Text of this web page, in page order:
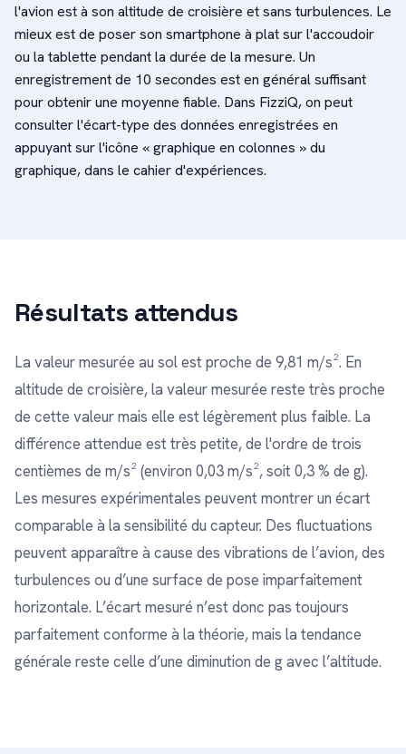
l'avion est à son altitude de croisière et sans turbulences. Le
mieux est de poser son smartphone à plat sur l'accoudoir
ou la tablette pendant la durée de la mesure. Un
enregistrement de 10 secondes est en général suffisant
pour obtenir une moyenne fiable. Dans FizziQ, on peut
consulter l'écart-type des données enregistrées en
appuyant sur l'icône « graphique en colonnes » du
graphique, dans le cahier d'expériences.
Résultats attendus
La valeur mesurée au sol est proche de 9,81 m/s². En
altitude de croisière, la valeur mesurée reste très proche
de cette valeur mais elle est légèrement plus faible. La
différence attendue est très petite, de l'ordre de trois
centièmes de m/s² (environ 0,03 m/s², soit 0,3 % de g).
Les mesures expérimentales peuvent montrer un écart
comparable à la sensibilité du capteur. Des fluctuations
peuvent apparaître à cause des vibrations de l’avion, des
turbulences ou d’une surface de pose imparfaitement
horizontale. L’écart mesuré n’est donc pas toujours
parfaitement conforme à la théorie, mais la tendance
générale reste celle d’une diminution de g avec l’altitude.